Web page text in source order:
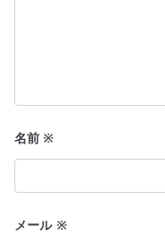
名前※
メール ※